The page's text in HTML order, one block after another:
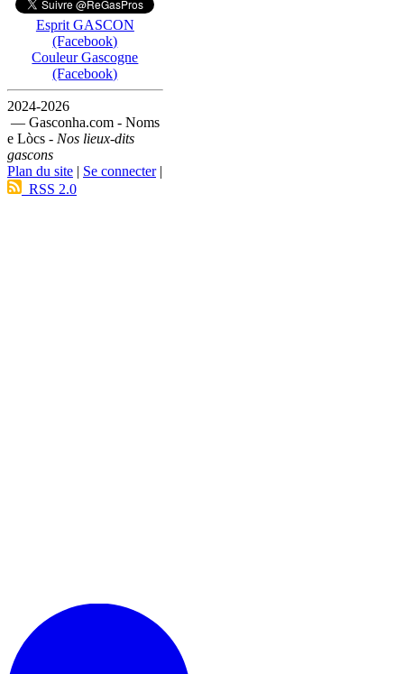
Esprit GASCON
(Facebook)
Couleur Gascogne
(Facebook)
2024-2026
— Gasconha.com - Noms
e Lòcs - Nos lieux-dits
gascons
Plan du site | Se connecter|
RSS 2.0